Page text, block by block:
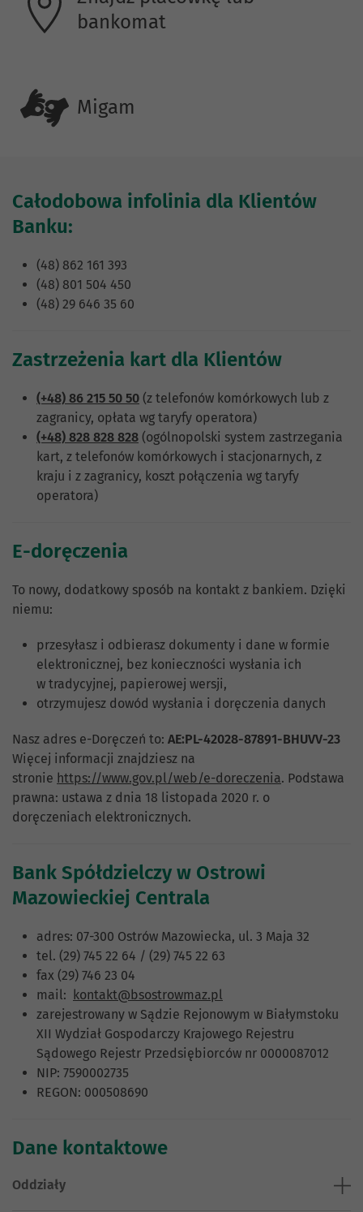
bankomat
Migam
Całodobowa infolinia dla Klientów
Banku:
(48) 862 161 393
(48) 801 504 450
(48) 29 646 35 60
Zastrzeżenia kart dla Klientów
(+48) 86 215 50 50 (z telefonów komórkowych lub z
zagranicy, opłata wg taryfy operatora)
(+48) 828 828 828 (ogólnopolski system zastrzegania
kart, z telefonów komórkowych i stacjonarnych, z
kraju i z zagranicy, koszt połączenia wg taryfy
operatora)
E-doręczenia
To nowy, dodatkowy sposób na kontakt z bankiem. Dzięki
niemu:
przesyłasz i odbierasz dokumenty i dane w formie
elektronicznej, bez konieczności wysłania ich
w tradycyjnej, papierowej wersji,
otrzymujesz dowód wysłania i doręczenia danych
Nasz adres e-Doręczeń to: AE:PL-42028-87891-BHUVV-23
Więcej informacji znajdziesz na
stronie https://www.gov.pl/web/e-doreczenia. Podstawa
prawna: ustawa z dnia 18 listopada 2020 r. o
doręczeniach elektronicznych.
Bank Spółdzielczy w Ostrowi
Mazowieckiej Centrala
adres: 07-300 Ostrów Mazowiecka, ul. 3 Maja 32
tel. (29) 745 22 64 / (29) 745 22 63
fax (29) 746 23 04
mail: kontakt@bsostrowmaz.pl
zarejestrowany w Sądzie Rejonowym w Białymstoku
XII Wydział Gospodarczy Krajowego Rejestru
Sądowego Rejestr Przedsiębiorców nr 0000087012
NIP: 7590002735
REGON: 000508690
Dane kontaktowe
Oddziały